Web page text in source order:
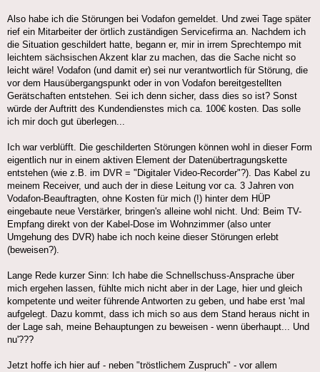
Also habe ich die Störungen bei Vodafon gemeldet. Und zwei Tage später
rief ein Mitarbeiter der örtlich zuständigen Servicefirma an. Nachdem ich
die Situation geschildert hatte, begann er, mir in irrem Sprechtempo mit
leichtem sächsischen Akzent klar zu machen, das die Sache nicht so
leicht wäre! Vodafon (und damit er) sei nur verantwortlich für Störung, die
vor dem Hausübergangspunkt oder in von Vodafon bereitgestellten
Gerätschaften entstehen. Sei ich denn sicher, dass dies so ist? Sonst
würde der Auftritt des Kundendienstes mich ca. 100€ kosten. Das solle
ich mir doch gut überlegen...
Ich war verblüfft. Die geschilderten Störungen können wohl in dieser Form
eigentlich nur in einem aktiven Element der Datenübertragungskette
entstehen (wie z.B. im DVR = "Digitaler Video-Recorder"?). Das Kabel zu
meinem Receiver, und auch der in diese Leitung vor ca. 3 Jahren von
Vodafon-Beauftragten, ohne Kosten für mich (!) hinter dem HÜP
eingebaute neue Verstärker, bringen's alleine wohl nicht. Und: Beim TV-
Empfang direkt von der Kabel-Dose im Wohnzimmer (also unter
Umgehung des DVR) habe ich noch keine dieser Störungen erlebt
(beweisen?).
Lange Rede kurzer Sinn: Ich habe die Schnellschuss-Ansprache über
mich ergehen lassen, fühlte mich nicht aber in der Lage, hier und gleich
kompetente und weiter führende Antworten zu geben, und habe erst 'mal
aufgelegt. Dazu kommt, dass ich mich so aus dem Stand heraus nicht in
der Lage sah, meine Behauptungen zu beweisen - wenn überhaupt... Und
nu'???
Jetzt hoffe ich hier auf - neben "tröstlichem Zuspruch" - vor allem